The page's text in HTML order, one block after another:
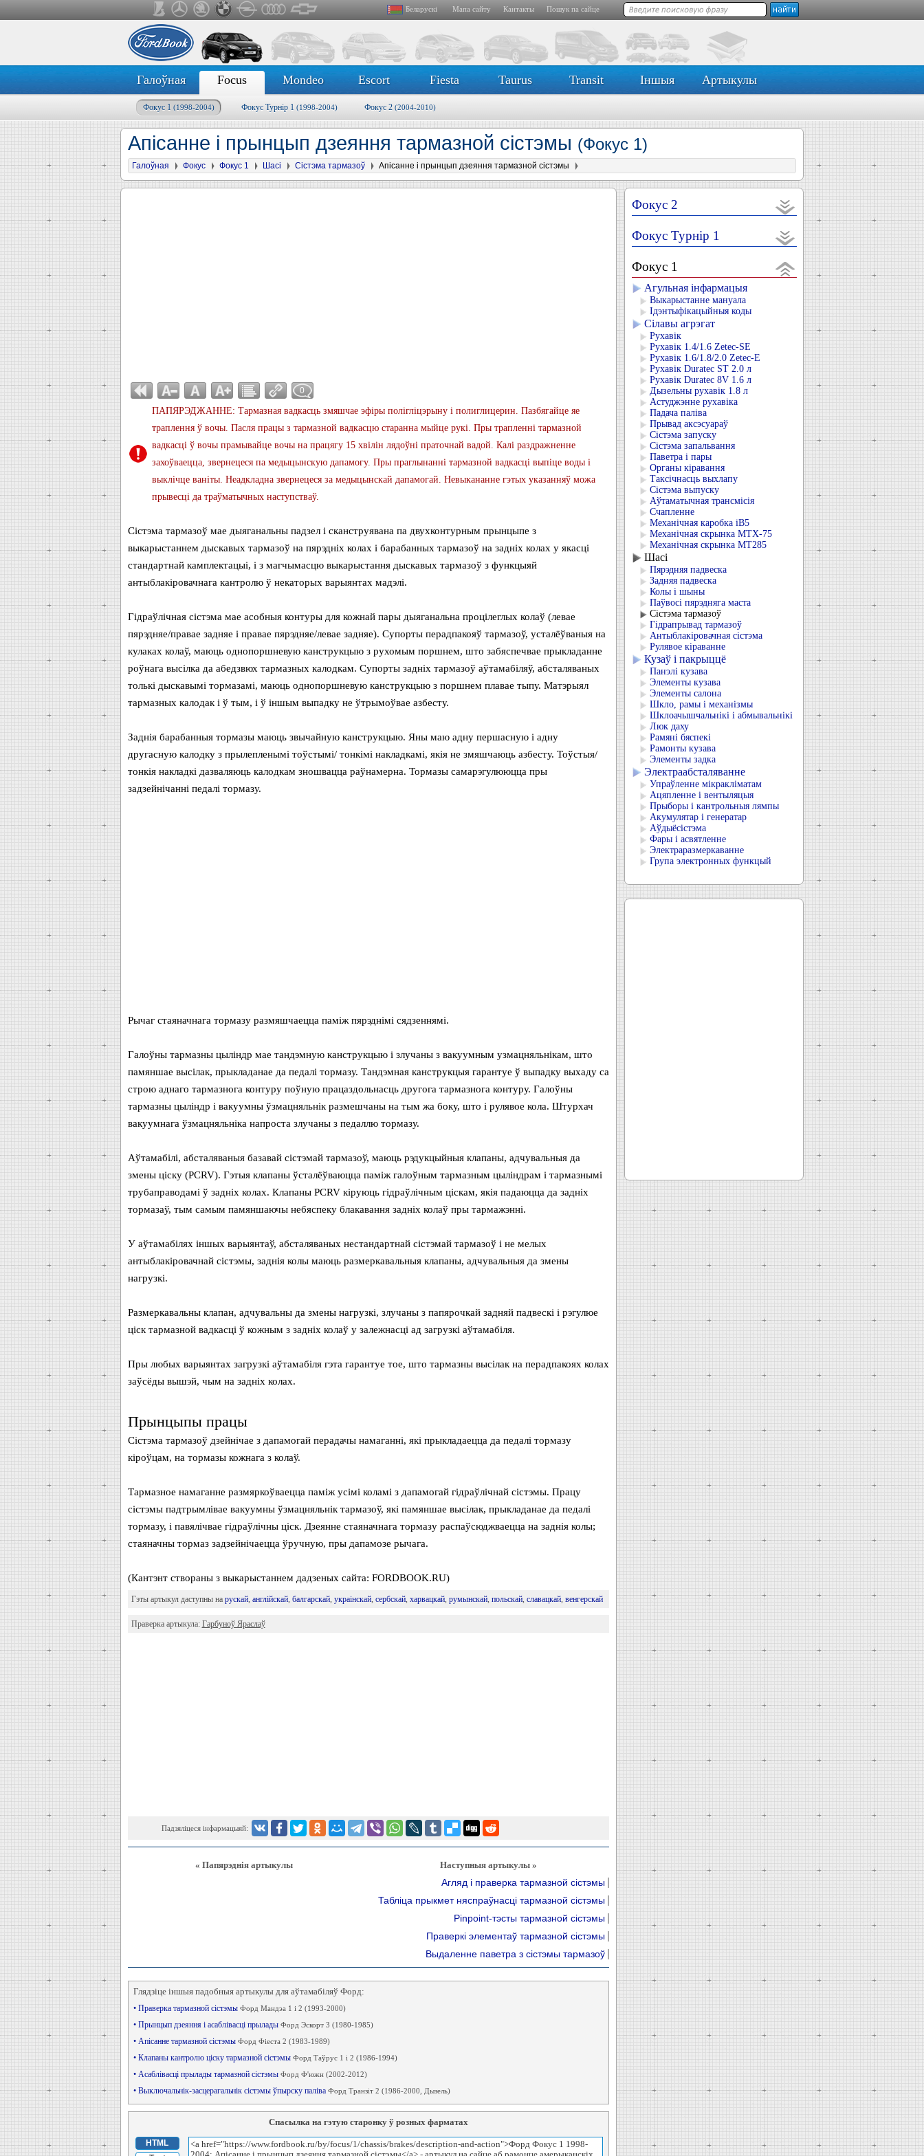
Беларускі Мапа сайту Кантакты Пошук па сайце
Галоўная Focus Mondeo Escort Fiesta Taurus Transit Іншыя Артыкулы
Фокус 1 (1998-2004) Фокус Турнір 1 (1998-2004) Фокус 2 (2004-2010)
Апісанне і прынцып дзеяння тармазной сістэмы (Фокус 1)
Галоўная Фокус Фокус 1 Шасі Сістэма тармазоў Апісанне і прынцып дзеяння тармазной сістэмы
0
ПАПЯРЭДЖАННЕ: Тармазная вадкасць змяшчае эфіры полігліцэрыну і полиглицерин. Пазбягайце яе
траплення ў вочы. Пасля працы з тармазной вадкасцю старанна мыйце рукі. Пры трапленні тармазной
вадкасці ў вочы прамывайце вочы на працягу 15 хвілін лядоўні праточнай вадой. Калі раздражненне
захоўваецца, звернецеся па медыцынскую дапамогу. Пры праглынанні тармазной вадкасці выпіце воды і
выклічце ваніты. Неадкладна звернецеся за медыцынскай дапамогай. Невыкананне гэтых указанняў можа
прывесці да траўматычных наступстваў.
Сістэма тармазоў мае дыяганальны падзел і сканструявана па двухконтурным прынцыпе з
выкарыстаннем дыскавых тармазоў на пярэдніх колах і барабанных тармазоў на задніх колах у якасці
стандартнай камплектацыі, і з магчымасцю выкарыстання дыскавых тармазоў з функцыяй
антыблакіровачнага кантролю ў некаторых варыянтах мадэлі.
Гідраўлічная сістэма мае асобныя контуры для кожнай пары дыяганальна процілеглых колаў (левае
пярэдняе/правае задняе і правае пярэдняе/левае задняе). Супорты перадпакояў тармазоў, усталёўваныя на
кулаках колаў, маюць однопоршневую канструкцыю з рухомым поршнем, што забяспечвае прыкладанне
роўнага высілка да абедзвюх тармазных калодкам. Супорты задніх тармазоў аўтамабіляў, абсталяваных
толькі дыскавымі тормазамі, маюць однопоршневую канструкцыю з поршнем плавае тыпу. Матэрыял
тармазных калодак і ў тым, і ў іншым выпадку не ўтрымоўвае азбесту.
Заднія барабанныя тормазы маюць звычайную канструкцыю. Яны маю адну першасную і адну
другасную калодку з прылепленымі тоўстымі/ тонкімі накладкамі, якія не змяшчаюць азбесту. Тоўстыя/
тонкія накладкі дазваляюць калодкам зношвацца раўнамерна. Тормазы самарэгулююцца пры
задзейнічанні педалі тормазу.
Рычаг стаяначнага тормазу размяшчаецца паміж пярэднімі сядзеннямі.
Галоўны тармазны цыліндр мае тандэмную канструкцыю і злучаны з вакуумным узмацняльнікам, што
памяншае высілак, прыкладанае да педалі тормазу. Тандэмная канструкцыя гарантуе ў выпадку выхаду са
строю аднаго тармазнога контуру поўную працаздольнасць другога тармазнога контуру. Галоўны
тармазны цыліндр і вакуумны ўзмацняльнік размешчаны на тым жа боку, што і рулявое кола. Штурхач
вакуумнага ўзмацняльніка напроста злучаны з педаллю тормазу.
Аўтамабілі, абсталяваныя базавай сістэмай тармазоў, маюць рэдукцыйныя клапаны, адчувальныя да
змены ціску (PCRV). Гэтыя клапаны ўсталёўваюцца паміж галоўным тармазным цыліндрам і тармазнымі
трубаправодамі ў задніх колах. Клапаны PCRV кіруюць гідраўлічным ціскам, якія падаюцца да задніх
тормазаў, тым самым памяншаючы небяспеку блакавання задніх колаў пры тармажэнні.
У аўтамабілях іншых варыянтаў, абсталяваных нестандартнай сістэмай тармазоў і не мелых
антыблакіровачнай сістэмы, заднія колы маюць размеркавальныя клапаны, адчувальныя да змены
нагрузкі.
Размеркавальны клапан, адчувальны да змены нагрузкі, злучаны з папярочкай задняй падвескі і рэгулюе
ціск тармазной вадкасці ў кожным з задніх колаў у залежнасці ад загрузкі аўтамабіля.
Пры любых варыянтах загрузкі аўтамабіля гэта гарантуе тое, што тармазны высілак на перадпакоях колах
заўсёды вышэй, чым на задніх колах.
Прынцыпы працы
Сістэма тармазоў дзейнічае з дапамогай перадачы намаганні, які прыкладаецца да педалі тормазу
кіроўцам, на тормазы кожнага з колаў.
Тармазное намаганне размяркоўваецца паміж усімі коламі з дапамогай гідраўлічнай сістэмы. Працу
сістэмы падтрымлівае вакуумны ўзмацняльнік тармазоў, які памяншае высілак, прыкладанае да педалі
тормазу, і павялічвае гідраўлічны ціск. Дзеянне стаяначнага тормазу распаўсюджваецца на заднія колы;
стаяначны тормаз задзейнічаецца ўручную, пры дапамозе рычага.
(Кантэнт створаны з выкарыстаннем дадзеных сайта: FORDBOOK.RU)
Гэты артыкул даступны на рускай, англійскай, балгарскай, украінскай, сербскай, харвацкай, румынскай, польскай, славацкай, венгерскай
Праверка артыкула: Гарбуноў Яраслаў
Падзяліцеся інфармацыяй:
« Папярэднія артыкулы Наступныя артыкулы »
Агляд і праверка тармазной сістэмы
Табліца прыкмет няспраўнасці тармазной сістэмы
Pinpoint-тэсты тармазной сістэмы
Праверкі элементаў тармазной сістэмы
Выдаленне паветра з сістэмы тармазоў
Глядзіце іншыя падобныя артыкулы для аўтамабіляў Форд:
• Праверка тармазной сістэмы Форд Мандэа 1 і 2 (1993-2000)
• Прынцып дзеяння і асаблівасці прылады Форд Эскорт 3 (1980-1985)
• Апісанне тармазной сістэмы Форд Фіеста 2 (1983-1989)
• Клапаны кантролю ціску тармазной сістэмы Форд Таўрус 1 і 2 (1986-1994)
• Асаблівасці прылады тармазной сістэмы Форд Ф'южн (2002-2012)
• Выключальнік-засцерагальнік сістэмы ўпырску паліва Форд Транзіт 2 (1986-2000, Дызель)
Спасылка на гэтую старонку ў розных фарматах
HTML
Фокус 2
Фокус Турнір 1
Фокус 1
Агульная інфармацыя
Выкарыстанне мануала
Ідэнтыфікацыйныя коды
Сілавы агрэгат
Рухавік
Рухавік 1.4/1.6 Zetec-SE
Рухавік 1.6/1.8/2.0 Zetec-E
Рухавік Duratec ST 2.0 л
Рухавік Duratec 8V 1.6 л
Дызельны рухавік 1.8 л
Астуджэнне рухавіка
Падача паліва
Прывад аксэсуараў
Сістэма запуску
Сістэма запальвання
Паветра і пары
Органы кіравання
Таксічнасць выхлапу
Сістэма выпуску
Аўтаматычная трансмісія
Счапленне
Механічная каробка iB5
Механічная скрынка MTX-75
Механічная скрынка MT285
Шасі
Пярэдняя падвеска
Задняя падвеска
Колы і шыны
Паўвосі пярэдняга маста
Сістэма тармазоў
Гідрапрывад тармазоў
Антыблакіровачная сістэма
Рулявое кіраванне
Кузаў і пакрыццё
Панэлі кузава
Элементы кузава
Элементы салона
Шкло, рамы і механізмы
Шклоачышчальнікі і абмывальнікі
Люк даху
Рамяні бяспекі
Рамонты кузава
Элементы задка
Электраабсталяванне
Упраўленне мікракліматам
Ацяпленне і вентыляцыя
Прыборы і кантрольныя лямпы
Акумулятар і генератар
Аўдыёсістэма
Фары і асвятленне
Электраразмеркаванне
Група электронных функцый